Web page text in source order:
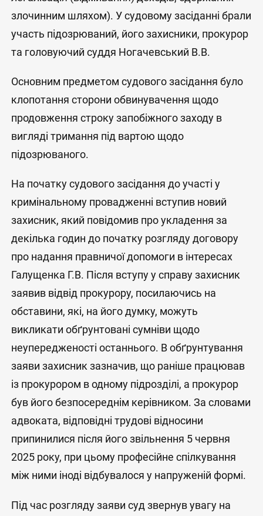
злочинним шляхом). У судовому засіданні брали
участь підозрюваний, його захисники, прокурор
та головуючий суддя Ногачевський В.В.
Основним предметом судового засідання було
клопотання сторони обвинувачення щодо
продовження строку запобіжного заходу в
вигляді тримання під вартою щодо
підозрюваного.
На початку судового засідання до участі у
кримінальному провадженні вступив новий
захисник, який повідомив про укладення за
декілька годин до початку розгляду договору
про надання правничої допомоги в інтересах
Галущенка Г.В. Після вступу у справу захисник
заявив відвід прокурору, посилаючись на
обставини, які, на його думку, можуть
викликати обґрунтовані сумніви щодо
неупередженості останнього. В обґрунтування
заяви захисник зазначив, що раніше працював
із прокурором в одному підрозділі, а прокурор
був його безпосереднім керівником. За словами
адвоката, відповідні трудові відносини
припинилися після його звільнення 5 червня
2025 року, при цьому професійне спілкування
між ними іноді відбувалося у напруженій формі.
Під час розгляду заяви суд звернув увагу на